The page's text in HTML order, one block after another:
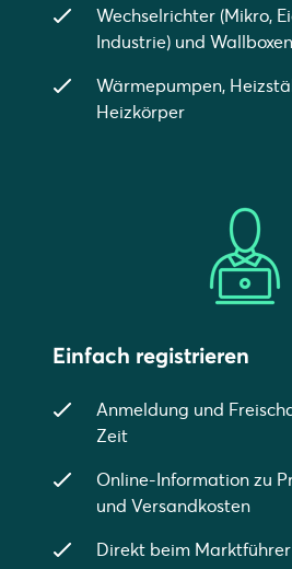
Wechselrichter (Mikro,
Industrie) und Wallboxen
Wärmepumpen,
Heizkörper
Einfach registrieren
Anmeldung und
Zeit
Online-Information zu
und Versandkosten
Direkt beim